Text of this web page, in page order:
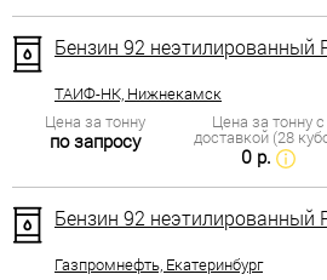
Бензин 92 неэтилированный
ТАИФ-НК, Нижнекамск
Цена за тонну
по запросу
Цена за тонну с
доставкой (28
0 р.
Бензин 92 неэтилированный
Газпромнефть, Екатеринбург